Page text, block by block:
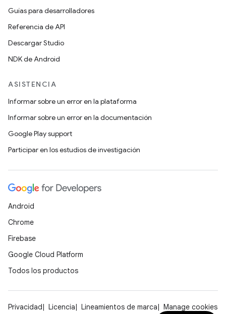
Guías para desarrolladores
Referencia de API
Descargar Studio
NDK de Android
ASISTENCIA
Informar sobre un error en la plataforma
Informar sobre un error en la documentación
Google Play support
Participar en los estudios de investigación
Android
Chrome
Firebase
Google Cloud Platform
Todos los productos
Privacidad Licencia Lineamientos de marca
Manage cookies